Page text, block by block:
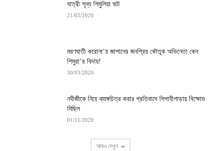
যাত্রী শূন্য শিমুলিয়া ঘাট
21/05/2020
মরণঘাতী করোনা’য় জাপানের জনপ্রিয় কৌতুক অভিনেতা কেন
শিমুরা’র বিদায়!
30/03/2020
নবীজীকে নিয়ে ব্যাঙ্গচিত্র করার প্রতিবাদে সিপাহীপাড়ায় বিক্ষোভ
মিছিল
01/11/2020
আরও দেখুন